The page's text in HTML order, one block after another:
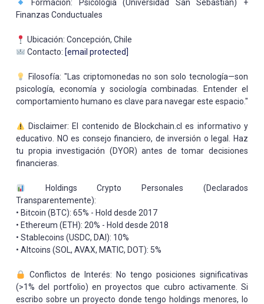
Formación: Psicología (Universidad San Sebastián) +
Finanzas Conductuales
Ubicación: Concepción, Chile
Contacto: [email protected]
Filosofía: "Las criptomonedas no son solo tecnología—son
psicología, economía y sociología combinadas. Entender el
comportamiento humano es clave para navegar este espacio."
Disclaimer: El contenido de Blockchain.cl es informativo y
educativo. NO es consejo financiero, de inversión o legal. Haz
tu propia investigación (DYOR) antes de tomar decisiones
financieras.
Holdings Crypto Personales (Declarados
Transparentemente):
• Bitcoin (BTC): 65% - Hold desde 2017
• Ethereum (ETH): 20% - Hold desde 2018
• Stablecoins (USDC, DAI): 10%
• Altcoins (SOL, AVAX, MATIC, DOT): 5%
Conflictos de Interés: No tengo posiciones significativas
(>1% del portfolio) en proyectos que cubro activamente. Si
escribo sobre un proyecto donde tengo holdings menores, lo